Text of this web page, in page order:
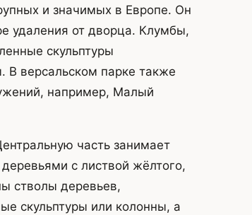
и значимых в Европе. Он
удаления от дворца. Клумбы,
скульптуры
В версальском парке также
например, Малый
часть занимает
с листвой жёлтого,
стволы деревьев,
скульптуры или колонны, а